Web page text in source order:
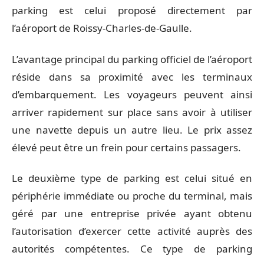
parking est celui proposé directement par
l’aéroport de Roissy-Charles-de-Gaulle.
L’avantage principal du parking officiel de l’aéroport
réside dans sa proximité avec les terminaux
d’embarquement. Les voyageurs peuvent ainsi
arriver rapidement sur place sans avoir à utiliser
une navette depuis un autre lieu. Le prix assez
élevé peut être un frein pour certains passagers.
Le deuxième type de parking est celui situé en
périphérie immédiate ou proche du terminal, mais
géré par une entreprise privée ayant obtenu
l’autorisation d’exercer cette activité auprès des
autorités compétentes. Ce type de parking